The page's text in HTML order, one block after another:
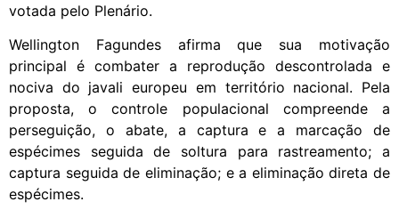
votada pelo Plenário.
Wellington Fagundes afirma que sua motivação
principal é combater a reprodução descontrolada e
nociva do javali europeu em território nacional. Pela
proposta, o controle populacional compreende a
perseguição, o abate, a captura e a marcação de
espécimes seguida de soltura para rastreamento; a
captura seguida de eliminação; e a eliminação direta de
espécimes.